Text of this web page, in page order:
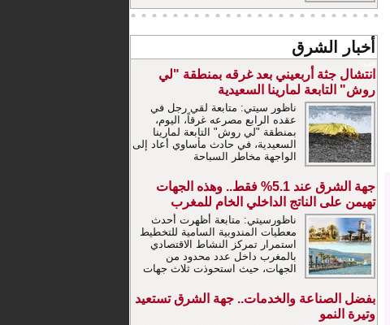
أخبار الشرق
انتشال جثة أربعيني بعد غرقه بمنطقة "لي
روش" التابعة لمارينا السعيدية
ناظور سيتي: متابعة لقي رجل في
عقده الرابع مصرعه غرقاً، اليوم،
بمنطقة "لي روش" التابعة لمارينا
السعيدية، في حادث مأساوي أعاد إلى
الواجهة مخاطر السباحة
جهة الشرق عند 5.1% فقط.. وهذه الجهات
تهيمن على الناتج الداخلي الخام للمغرب
ناظورسيتي: متابعة أظهرت أحدث
معطيات المندوبية السامية للتخطيط
استمرار تمركز النشاط الاقتصادي
بالمغرب داخل عدد محدود من
الجهات، حيث استحوذت ثلاث جهات
بفضل الصناعة والخدمات.. جهة الشرق تستعيد
وتيرة النمو